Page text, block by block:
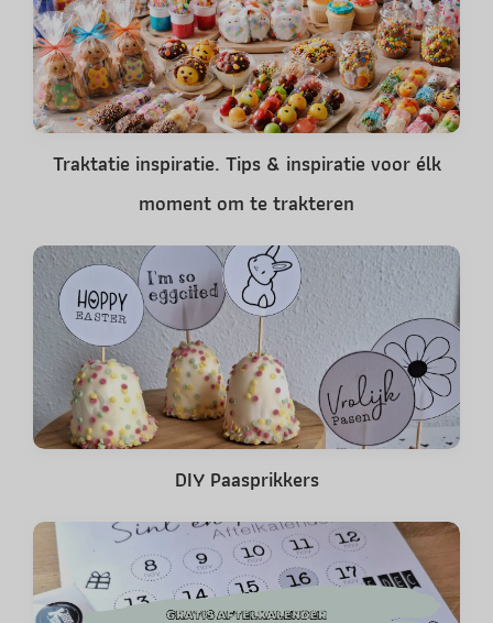
Traktatie inspiratie. Tips & inspiratie voor élk
moment om te trakteren
DIY Paasprikkers